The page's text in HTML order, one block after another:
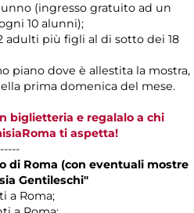
(ingresso gratuito ad un
10 alunni);
adulti più figli al di sotto dei 18
piano dove è allestita la mostra,
prima domenica del mese.
biglietteria e regalalo a chi
ti aspetta!
di Roma (con eventuali mostre
Gentileschi"
a Roma;